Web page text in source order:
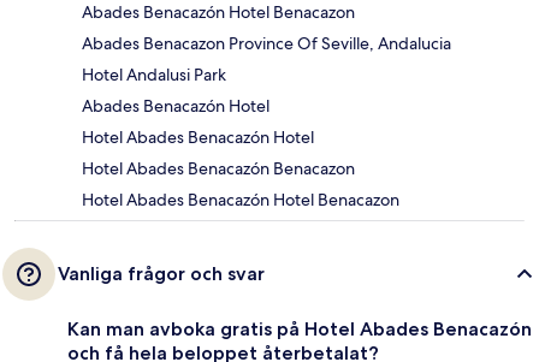
Abades Benacazón Hotel Benacazon
Abades Benacazon Province Of Seville, Andalucia
Hotel Andalusi Park
Abades Benacazón Hotel
Hotel Abades Benacazón Hotel
Hotel Abades Benacazón Benacazon
Hotel Abades Benacazón Hotel Benacazon
Vanliga frågor och svar
Kan man avboka gratis på Hotel Abades Benacazón
och få hela beloppet återbetalat?